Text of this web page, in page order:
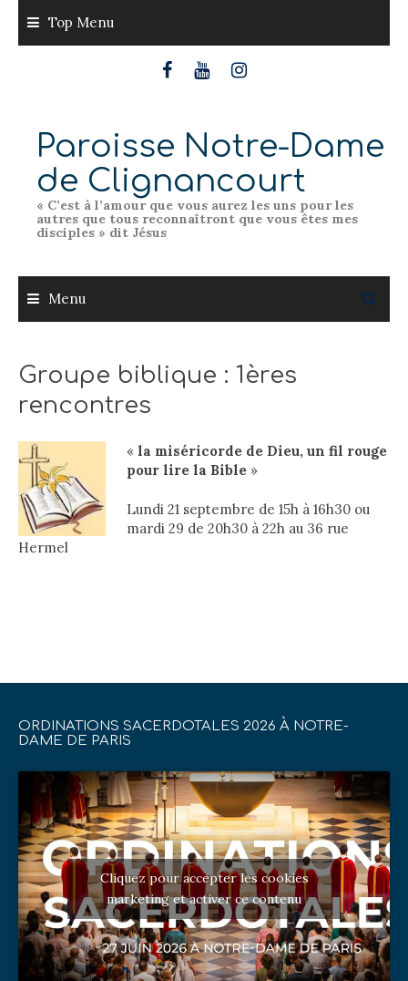
content
Top Menu
Paroisse Notre-Dame
de Clignancourt
« C’est à l’amour que vous aurez les uns pour les
autres que tous reconnaîtront que vous êtes mes
disciples » dit Jésus
Menu
Groupe biblique : 1ères
rencontres
« la miséricorde de Dieu, un fil rouge
pour lire la Bible»
Lundi 21 septembre de 15h à 16h30 ou
mardi 29 de 20h30 à 22h au 36 rue
Hermel
ORDINATIONS SACERDOTALES 2026 À NOTRE-
DAME DE PARIS
Cliquez pour accepter les cookies
marketing et activer ce contenu